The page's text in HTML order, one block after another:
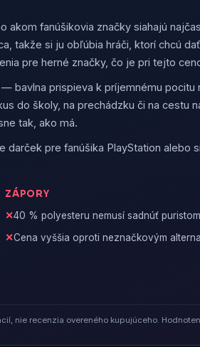
akom fanúšikovia značky siahajú
takže si ju obľúbia hráči, ktorí chcú
pre herné značky, čo je pri tejto
bavlna prispieva k príjemnému pocitu
do školy, na prechádzku či na cestu
tak, ako má.
pre fanúšika PlayStation alebo
ZÁPORY
40 % polyesteru nemusí sadnúť
Cena vyššia oproti neznačkovým
nie recenzia overeného kupujúceho.